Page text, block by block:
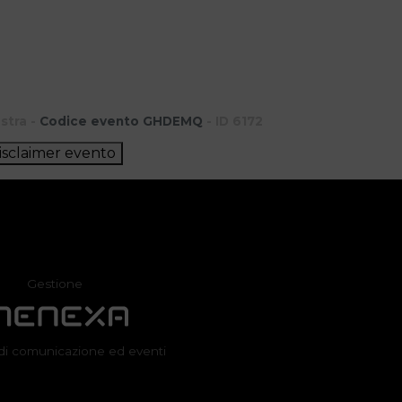
Codice evento GHDEMQ
evento
Gestione
comunicazione ed eventi